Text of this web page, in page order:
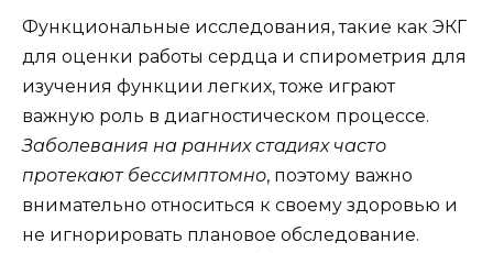
Функциональные исследования, такие как ЭКГ
для оценки работы сердца и спирометрия для
изучения функции легких, тоже играют
важную роль в диагностическом процессе.
Заболевания на ранних стадиях часто
протекают бессимптомно, поэтому важно
внимательно относиться к своему здоровью и
не игнорировать плановое обследование.